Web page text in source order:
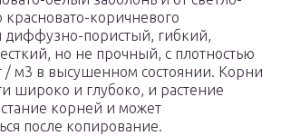
красновато-коричневого
диффузно-пористый, гибкий,
но не прочный, с плотностью
/ м3 в высушенном состоянии. Корни
широко и глубоко, и растение
корней и может
после копирование.